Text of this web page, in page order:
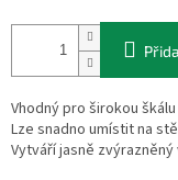
Vhodný pro širokou
Lze snadno umístit na
Vytváří jasně